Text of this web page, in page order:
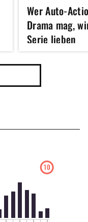
Wer Auto-
Drama mag,
Serie lieben